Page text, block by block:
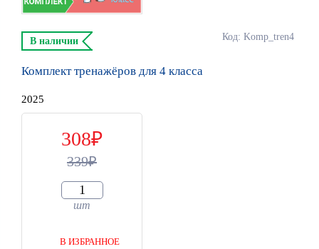
Код: Komp_tren4
В наличии
Комплект тренажёров для 4 класса
2025
308
339
шт
В ИЗБРАННОЕ